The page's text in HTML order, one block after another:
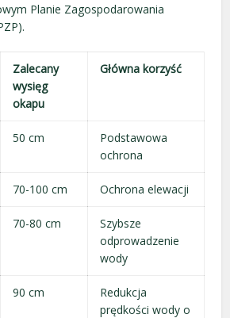
Planie Zagospodarowania
Zalecany
wysięg
okapu
Główna korzyść
50 cm
Podstawowa
ochrona
70-100 cm Ochrona elewacji
70-80 cm
Szybsze
odprowadzenie
wody
90 cm
Redukcja
prędkości wody o